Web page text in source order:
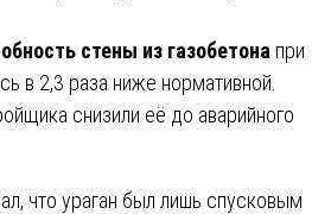
стены из газобетона при
в 2,3 раза ниже нормативной.
снизили её до аварийного
что ураган был лишь спусковым